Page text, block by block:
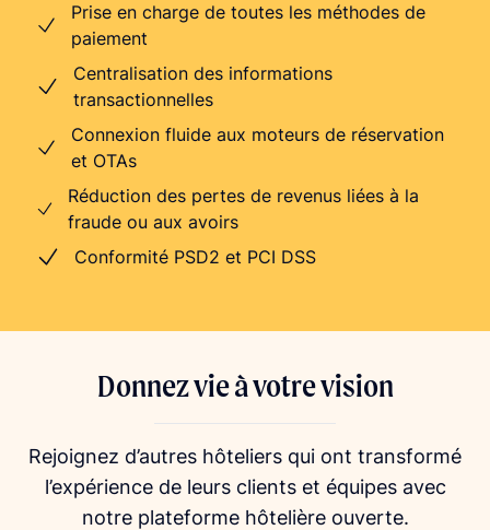
Prise en charge de toutes les méthodes de
paiement
Centralisation des informations
transactionnelles
Connexion fluide aux moteurs de réservation
et OTAs
Réduction des pertes de revenus liées à la
fraude ou aux avoirs
Conformité PSD2 et PCI DSS
Donnez vie à votre vision
Rejoignez d’autres hôteliers qui ont transformé
l’expérience de leurs clients et équipes avec
notre plateforme hôtelière ouverte.